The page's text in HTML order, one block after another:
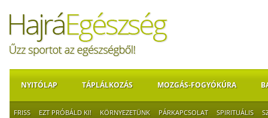
NYITÓLAP TÁPLÁLKOZÁS MOZGÁS-FOGYÓKÚRA
FRISS EZT PRÓBÁLD KI! KÖRNYEZETÜNK PÁRKAPCSOLAT SPIRITUÁLIS